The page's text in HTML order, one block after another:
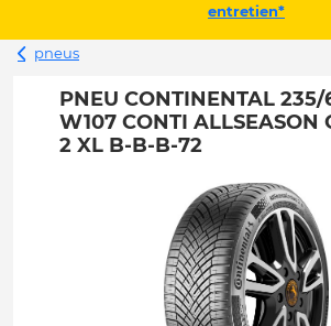
entretien*
pneus
PNEU CONTINENTAL 235/
W107 CONTI ALLSEASON
2 XL B-B-B-72